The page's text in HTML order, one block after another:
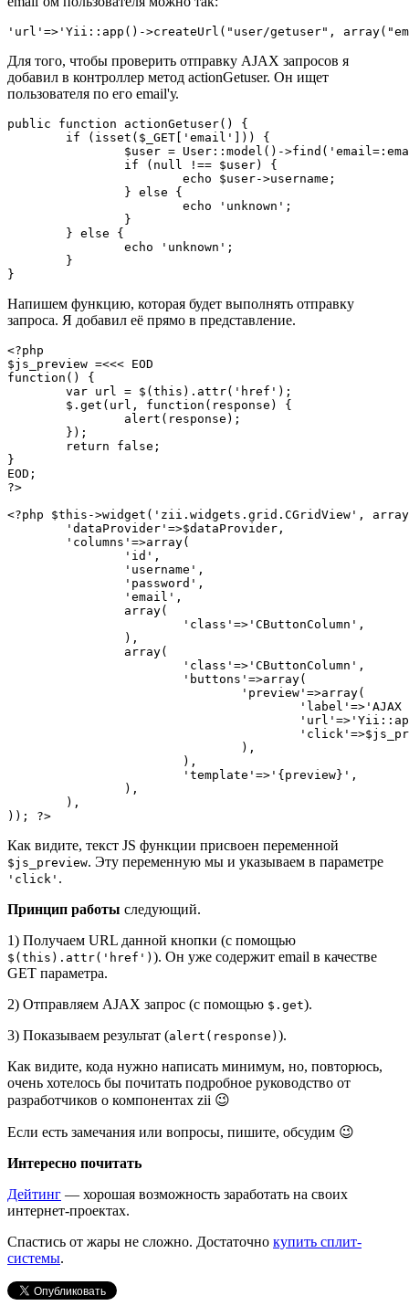
'url'=>'Yii::app()->createUrl("user/getuser",
Для того, чтобы проверить отправку AJAX запросов я
добавил в контроллер метод actionGetuser. Он ищет
пользователя по его email'у.
public function actionGetuser() {
}
Напишем функцию, которая будет выполнять отправку
запроса. Я добавил её прямо в представление.
<?php
$js_preview =<<< EOD
function() {
}
EOD;
?>
<?php $this->widget('zii.widgets.grid.CGridView',
)); ?>
Как видите, текст JS функции присвоен переменной
$js_preview. Эту переменную мы и указываем в параметре
'click' .
Принцип работы следующий.
1) Получаем URL данной кнопки (с помощью
$(this).attr('href') ). Он уже содержит email в качестве
GET параметра.
2) Отправляем AJAX запрос (с помощью $.get).
3) Показываем результат (alert(response) ).
Как видите, кода нужно написать минимум, но, повторюсь,
очень хотелось бы почитать подробное руководство от
разработчиков о компонентах zii 😉
Если есть замечания или вопросы, пишите, обсудим 😉
Интересно почитать
Дейтинг — хорошая возможность заработать на своих
интернет-проектах.
Спастись от жары не сложно. Достаточно купить сплит-
системы.